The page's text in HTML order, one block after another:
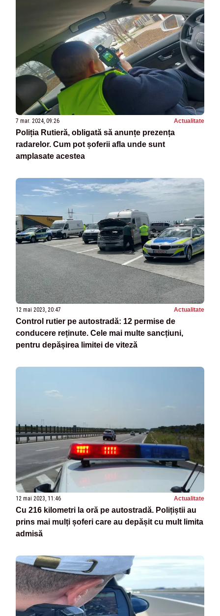
7 mar. 2024, 09:26 Actualitate
Poliția Rutieră, obligată să anunțe prezența
radarelor. Cum pot șoferii afla unde sunt
amplasate acestea
12 mai 2023, 20:47 Actualitate
Control rutier pe autostradă: 12 permise de
conducere reținute. Cele mai multe sancțiuni,
pentru depășirea limitei de viteză
12 mai 2023, 11:46 Actualitate
Cu 216 kilometri la oră pe autostradă. Polițiștii au
prins mai mulți șoferi care au depășit cu mult limita
admisă